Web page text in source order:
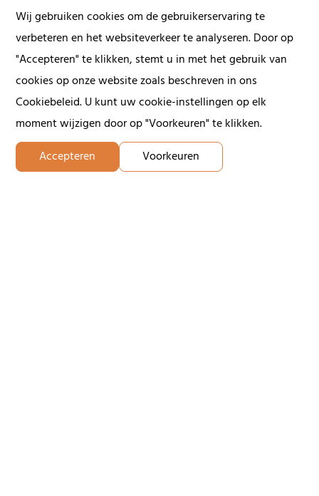
No
Yes
Wij gebruiken cookies om de gebruikerservaring te
verbeteren en het websiteverkeer te analyseren. Door op
"Accepteren" te klikken, stemt u in met het gebruik van
cookies op onze website zoals beschreven in ons
Cookiebeleid. U kunt uw cookie-instellingen op elk
moment wijzigen door op "Voorkeuren" te klikken.
Voorkeuren
Accepteren